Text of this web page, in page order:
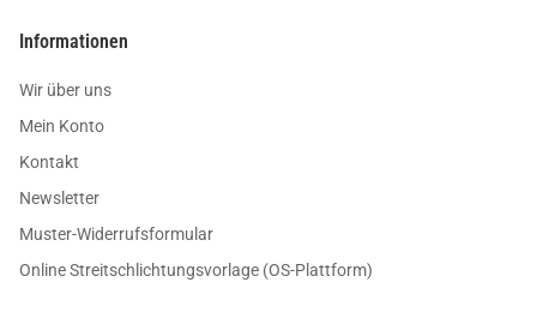
Informationen
Wir über uns
Mein Konto
Kontakt
Newsletter
Muster-Widerrufsformular
Online Streitschlichtungsvorlage (OS-Plattform)